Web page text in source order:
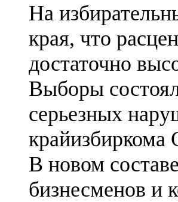
На
края, что
достаточно
Выборы
серьезных
крайизбиркома
В новом
бизнесменов и